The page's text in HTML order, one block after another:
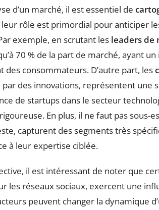
d’un marché, il est essentiel de
rôle est primordial pour anticiper
exemple, en scrutant les leaders de
70 % de la part de marché, ayant
des consommateurs. D’autre part, les
des innovations, représentent une
de startups dans le secteur
rigoureuse. En plus, il ne faut pas sous-
capturent des segments très
à leur expertise ciblée.
il est intéressant de noter que
les réseaux sociaux, exercent une
peuvent changer la dynamique